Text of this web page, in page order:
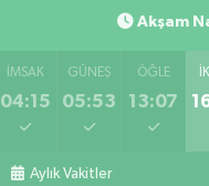
Akşam
İMSAK
04:15
GÜNEŞ
05:53
ÖĞLE
13:07
Aylık Vakitler